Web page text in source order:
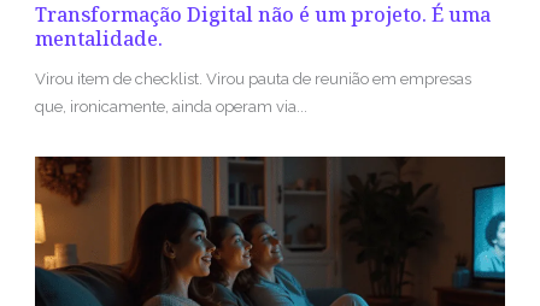
Transformação Digital não é um projeto. É uma
mentalidade.
Virou item de checklist. Virou pauta de reunião em empresas
que, ironicamente, ainda operam via...